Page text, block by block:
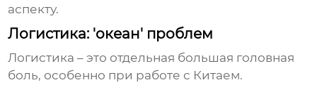
аспекту.
Логистика: 'океан' проблем
Логистика – это отдельная большая головная
боль, особенно при работе с Китаем.